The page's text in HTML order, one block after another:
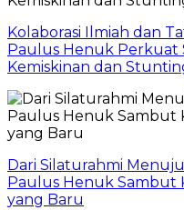
Kolaborasi Ilmiah dan
Paulus Henuk Perkuat
Kemiskinan dan
Dari Silaturahmi
Paulus Henuk Sambut
yang Baru